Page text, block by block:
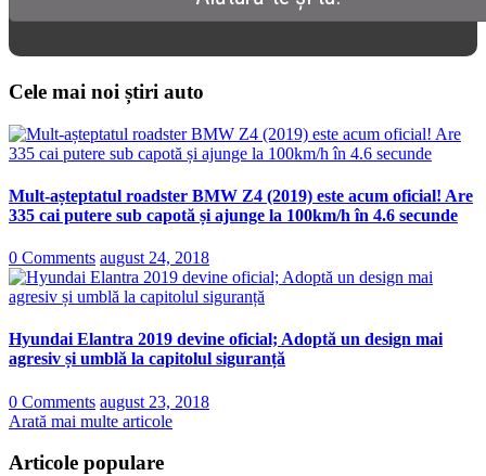
Cele mai noi știri auto
Mult-așteptatul roadster BMW Z4 (2019) este acum oficial! Are
335 cai putere sub capotă și ajunge la 100km/h în 4.6 secunde
0 Comments august 24, 2018
Hyundai Elantra 2019 devine oficial; Adoptă un design mai
agresiv și umblă la capitolul siguranță
0 Comments august 23, 2018
Arată mai multe articole
Articole populare